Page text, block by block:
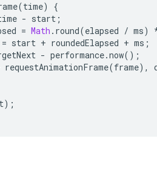
(time)
{
- start ;
= Math . round(elapsed / ms)
= start + roundedElapsed + ms ;
- performance.now();
requestAnimationFrame(frame),
);